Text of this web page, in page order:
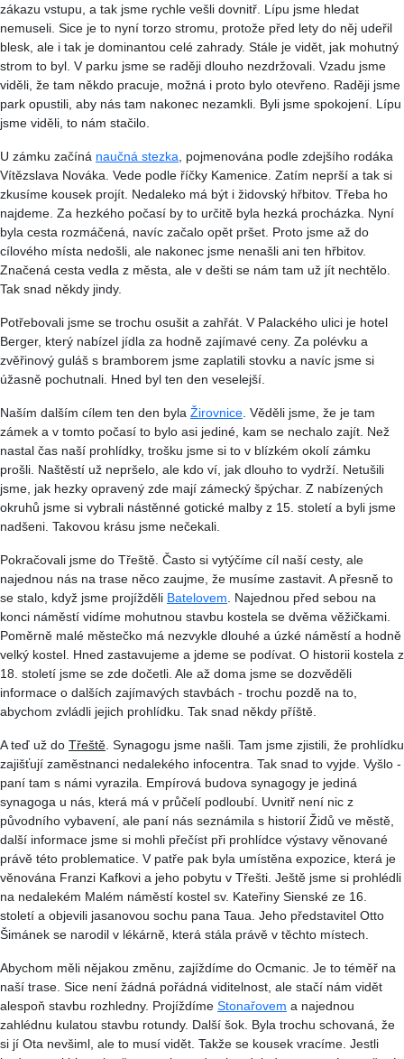
zákazu vstupu, a tak jsme rychle vešli dovnitř. Lípu jsme hledat
nemuseli. Sice je to nyní torzo stromu, protože před lety do něj udeřil
blesk, ale i tak je dominantou celé zahrady. Stále je vidět, jak mohutný
strom to byl. V parku jsme se raději dlouho nezdržovali. Vzadu jsme
viděli, že tam někdo pracuje, možná i proto bylo otevřeno. Raději jsme
park opustili, aby nás tam nakonec nezamkli. Byli jsme spokojení. Lípu
jsme viděli, to nám stačilo.
U zámku začíná naučná stezka , pojmenována podle zdejšího rodáka
Vítězslava Nováka. Vede podle říčky Kamenice. Zatím neprší a tak si
zkusíme kousek projít. Nedaleko má být i židovský hřbitov. Třeba ho
najdeme. Za hezkého počasí by to určitě byla hezká procházka. Nyní
byla cesta rozmáčená, navíc začalo opět pršet. Proto jsme až do
cílového místa nedošli, ale nakonec jsme nenašli ani ten hřbitov.
Značená cesta vedla z města, ale v dešti se nám tam už jít nechtělo.
Tak snad někdy jindy.
Potřebovali jsme se trochu osušit a zahřát. V Palackého ulici je hotel
Berger, který nabízel jídla za hodně zajímavé ceny. Za polévku a
zvěřinový guláš s bramborem jsme zaplatili stovku a navíc jsme si
úžasně pochutnali. Hned byl ten den veselejší.
Naším dalším cílem ten den byla Žirovnice . Věděli jsme, že je tam
zámek a v tomto počasí to bylo asi jediné, kam se nechalo zajít. Než
nastal čas naší prohlídky, trošku jsme si to v blízkém okolí zámku
prošli. Naštěstí už nepršelo, ale kdo ví, jak dlouho to vydrží. Netušili
jsme, jak hezky opravený zde mají zámecký špýchar. Z nabízených
okruhů jsme si vybrali nástěnné gotické malby z 15. století a byli jsme
nadšeni. Takovou krásu jsme nečekali.
Pokračovali jsme do Třeště. Často si vytýčíme cíl naší cesty, ale
najednou nás na trase něco zaujme, že musíme zastavit. A přesně to
se stalo, když jsme projížděli Batelovem . Najednou před sebou na
konci náměstí vidíme mohutnou stavbu kostela se dvěma věžičkami.
Poměrně malé městečko má nezvykle dlouhé a úzké náměstí a hodně
velký kostel. Hned zastavujeme a jdeme se podívat. O historii kostela z
18. století jsme se zde dočetli. Ale až doma jsme se dozvěděli
informace o dalších zajímavých stavbách - trochu pozdě na to,
abychom zvládli jejich prohlídku. Tak snad někdy příště.
A teď už do Třeště . Synagogu jsme našli. Tam jsme zjistili, že prohlídku
zajišťují zaměstnanci nedalekého infocentra . Tak snad to vyjde. Vyšlo -
paní tam s námi vyrazila. Empírová budova synagogy je jediná
synagoga u nás, která má v průčelí podloubí. Uvnitř není nic z
původního vybavení, ale paní nás seznámila s historií Židů ve městě,
další informace jsme si mohli přečíst při prohlídce výstavy věnované
právě této problematice. V patře pak byla umístěna expozice, která je
věnována Franzi Kafkovi a jeho pobytu v Třešti. Ještě jsme si prohlédli
na nedalekém Malém náměstí kostel sv. Kateřiny Sienské ze 16.
století a objevili jasanovou sochu pana Taua . Jeho představitel Otto
Šimánek se narodil v lékárně, která stála právě v těchto místech.
Abychom měli nějakou změnu, zajíždíme do Ocmanic. Je to téměř na
naší trase. Sice není žádná pořádná viditelnost, ale stačí nám vidět
alespoň stavbu rozhledny. Projíždíme Stonařovem a najednou
zahlédnu kulatou stavbu rotundy. Další šok. Byla trochu schovaná, že
si jí Ota nevšiml, ale to musí vidět. Takže se kousek vracíme. Jestli